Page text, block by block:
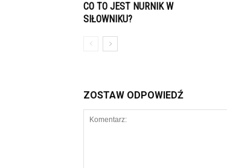
CO TO JEST NURNIK W
SIŁOWNIKU?
ZOSTAW ODPOWIEDŹ